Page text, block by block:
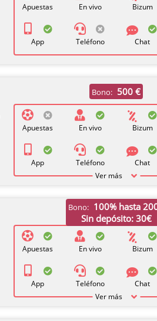
Apuestas En vivo Bizum
App Teléfono Chat
Bono: 500 €
Ver más
Apuestas En vivo Bizum
App Teléfono Chat
Bono: 100% hasta
Sin depósito: 30€
Ver más
Apuestas En vivo Bizum
App Teléfono Chat